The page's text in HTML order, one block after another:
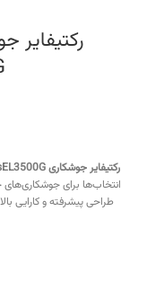
رکتيفایر
رکتيفایر جوشکاری ParsEL3500G
انتخاب‌ها برای
طراحی پیشرفته و کارایی